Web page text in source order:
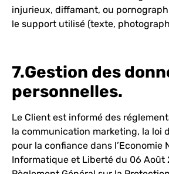
injurieux, diffamant, ou
le support utilisé (texte,
7.Gestion des
personnelles.
Le Client est informé des
la communication marketing, la loi
pour la confiance dans l’Economie
Informatique et Liberté du 06 Août